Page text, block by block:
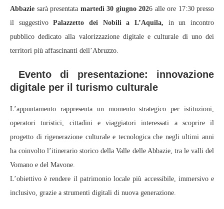
Abbazie sarà presentata martedì 30 giugno 2026 alle ore 17:30 presso
il suggestivoPalazzetto dei Nobili a L’Aquila, in un incontro
pubblico dedicato alla valorizzazione digitale e culturale di uno dei
territori più affascinanti dell’Abruzzo.
Evento di presentazione: innovazione
digitale per il turismo culturale
L’appuntamento rappresenta un momento strategico per istituzioni,
operatori turistici, cittadini e viaggiatori interessati a scoprire il
progetto di rigenerazione culturale e tecnologica che negli ultimi anni
ha coinvolto l’itinerario storico della Valle delle Abbazie, tra le valli del
Vomano e del Mavone.
L’obiettivo è rendere il patrimonio locale più accessibile, immersivo e
inclusivo, grazie a strumenti digitali di nuova generazione.